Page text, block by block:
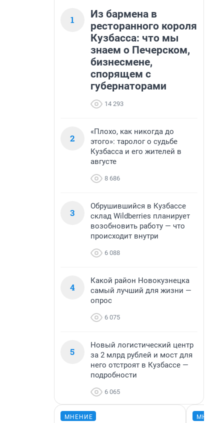
1
Из бармена в
ресторанного короля
Кузбасса: что мы
знаем о Печерском,
бизнесмене,
спорящем с
губернаторами
14 293
2
«Плохо, как никогда до
этого»: таролог о судьбе
Кузбасса и его жителей в
августе
8 686
3
Обрушившийся в Кузбассе
склад Wildberries планирует
возобновить работу — что
происходит внутри
6 088
4
Какой район Новокузнецка
самый лучший для жизни —
опрос
6 075
5
Новый логистический центр
за 2 млрд рублей и мост для
него отстроят в Кузбассе —
подробности
6 065
МНЕНИЕ